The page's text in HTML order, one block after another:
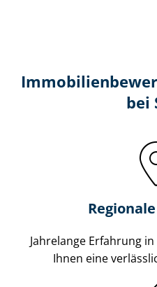
bei
Jahrelange Erfahrung
Ihnen eine